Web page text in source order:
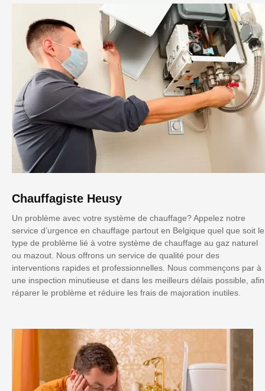
Chauffagiste Heusy
Un problème avec votre système de chauffage? Appelez notre
service d’urgence en chauffage partout en Belgique quel que soit le
type de problème lié à votre système de chauffage au gaz naturel
ou mazout. Nous offrons un service de qualité pour des
interventions rapides et professionnelles. Nous commençons par à
une inspection minutieuse et dans les meilleurs délais possible, afin
réparer le problème et réduire les frais de majoration inutiles.